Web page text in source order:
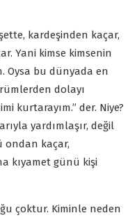
kardeşinden kaçar,
Yani kimse kimsenin
Oysa bu dünyada en
dolayı
kurtarayım.” der. Niye?
yardımlaşır, değil
ondan kaçar,
kıyamet günü kişi
çoktur. Kiminle neden